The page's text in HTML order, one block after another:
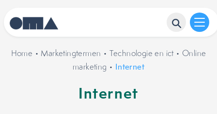
Home • Marketingtermen • Technologie en ict• Online
marketing • Internet
Internet